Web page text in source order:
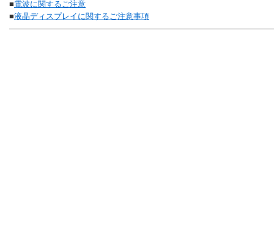
■電波に関するご注意
■液晶ディスプレイに関するご注意事項